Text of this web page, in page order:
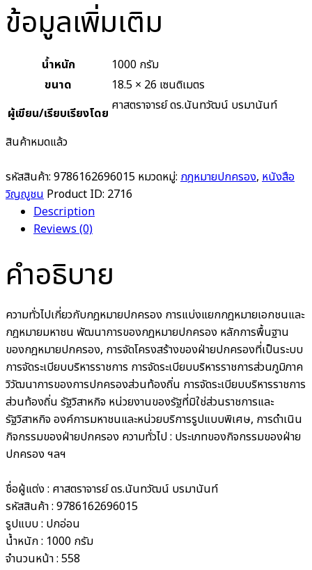
ข้อมูลเพิ่มเติม
น้ำหนัก
1000 กรัม
ขนาด
18.5 × 26 เซนติเมตร
ผู้เขียน/เรียบเรียงโดย ศาสตราจารย์ ดร.นันทวัฒน์ บรมานันท์
สินค้าหมดแล้ว
รหัสสินค้า: 9786162696015 หมวดหมู่: กฎหมายปกครอง, หนังสือ
วิญญูชน Product ID: 2716
Description
Reviews (0)
คำอธิบาย
ความทั่วไปเกี่ยวกับกฎหมายปกครอง การแบ่งแยกกฎหมายเอกชนและ
กฎหมายมหาชน พัฒนาการของกฎหมายปกครอง หลักการพื้นฐาน
ของกฎหมายปกครอง, การจัดโครงสร้างของฝ่ายปกครองที่เป็นระบบ
การจัดระเบียบบริหารราชการ การจัดระเบียบบริหารราชการส่วนภูมิภาค
วิวัฒนาการของการปกครองส่วนท้องถิ่น การจัดระเบียบบริหารราชการ
ส่วนท้องถิ่น รัฐวิสาหกิจ หน่วยงานของรัฐที่มิใช่ส่วนราชการและ
รัฐวิสาหกิจ องค์การมหาชนและหน่วยบริการรูปแบบพิเศษ, การดำเนิน
กิจกรรมของฝ่ายปกครอง ความทั่วไป : ประเภทของกิจกรรมของฝ่าย
ปกครอง ฯลฯ
ชื่อผู้แต่ง : ศาสตราจารย์ ดร.นันทวัฒน์ บรมานันท์
รหัสสินค้า : 9786162696015
รูปแบบ : ปกอ่อน
น้ำหนัก : 1000 กรัม
จำนวนหน้า : 558